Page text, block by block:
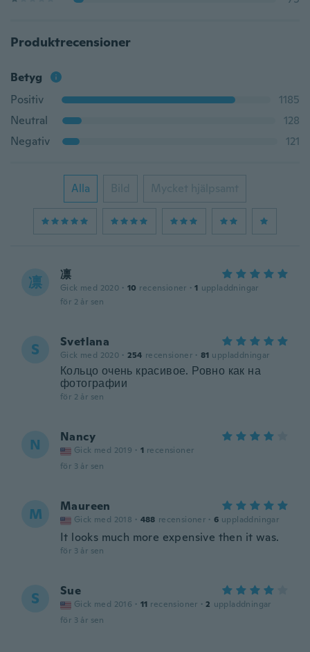
Produktrecensioner
Betyg
Positiv
1185
Neutral
128
Negativ
121
Alla Bild Mycket hjälpsamt
凛 凛
Gick med 2020 · 10 recensioner · 1 uppladdningar
för 2 år sen
S Svetlana
Gick med 2020 · 254 recensioner · 81 uppladdningar
Кольцо очень красивое. Ровно как на
фотографии
för 2 år sen
N Nancy
Gick med 2019 · 1 recensioner
för 3 år sen
M Maureen
Gick med 2018 · 488 recensioner · 6 uppladdningar
It looks much more expensive then it was.
för 3 år sen
S Sue
Gick med 2016 · 11 recensioner · 2 uppladdningar
för 3 år sen